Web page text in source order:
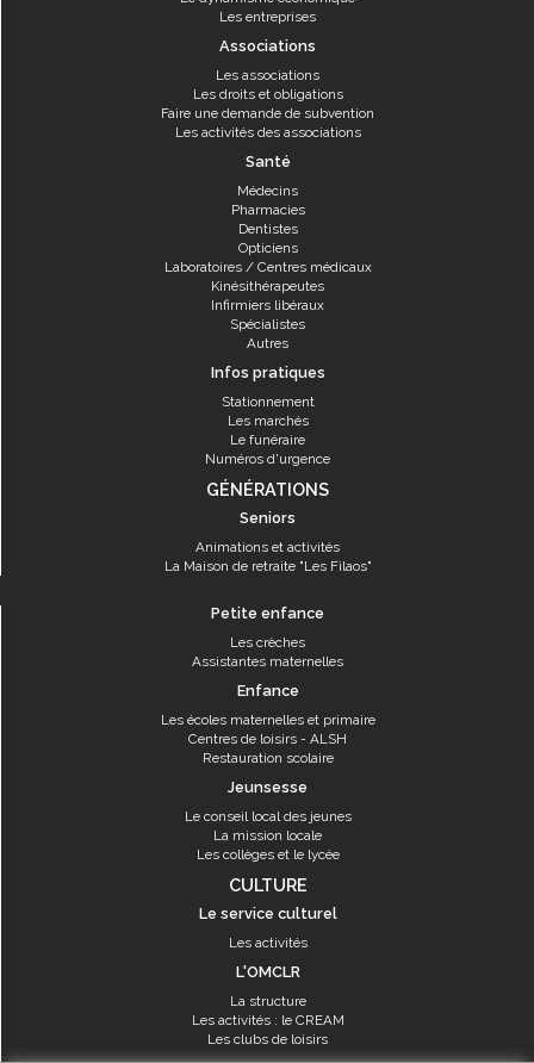
Les entreprises
Associations
Les associations
Les droits et obligations
Faire une demande de subvention
Les activités des associations
Santé
Médecins
Pharmacies
Dentistes
Opticiens
Laboratoires / Centres médicaux
Kinésithérapeutes
Infirmiers libéraux
Spécialistes
Autres
Infos pratiques
Stationnement
Les marchés
Le funéraire
Numéros d'urgence
GÉNÉRATIONS
Seniors
Animations et activités
La Maison de retraite "Les Filaos"
Petite enfance
Les crèches
Assistantes maternelles
Enfance
Les écoles maternelles et primaire
Centres de loisirs - ALSH
Restauration scolaire
Jeunsesse
Le conseil local des jeunes
La mission locale
Les collèges et le lycée
CULTURE
Le service culturel
Les activités
L'OMCLR
La structure
Les activités : le CREAM
Les clubs de loisirs